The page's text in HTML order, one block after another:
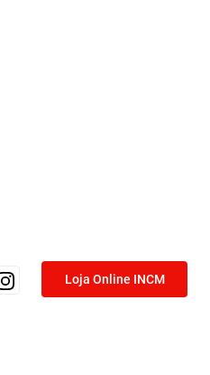
Loja Online INCM